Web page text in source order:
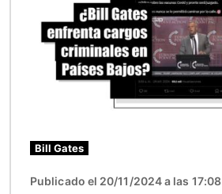
Bill Gates
Publicado el 20/11/2024 a las 17:08